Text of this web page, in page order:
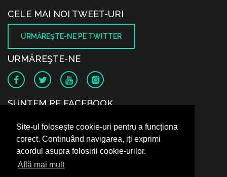
Site-ul folosește cookie-uri pentru a funcționa
corect. Continuând navigarea, iți exprimi
acordul asupra folosirii cookie-urilor.
Află mai mult
CELE MAI NOI TWEET-URI
URMĂREŞTE-NE PE TWITTER
URMĂREŞTE-NE
SUNTEM PE FACEBOOK